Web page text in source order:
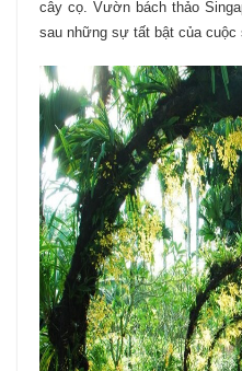
cây cọ. Vườn bách thảo
sau những sự tất bật của cuộc